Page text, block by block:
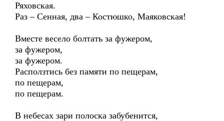
Ряховская.
Раз – Сенная, два – Костюшко, Маяковская!
Вместе весело болтать за фужером,
за фужером,
за фужером.
Расползтись без памяти по пещерам,
по пещерам,
по пещерам.
В небесах зари полоска забубенится,